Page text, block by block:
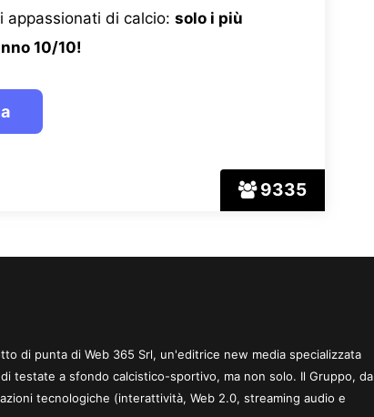
9335
di calcio: solo i più
10/10!
di punta di Web 365 Srl, un'editrice new media specializzata
testate a sfondo calcistico-sportivo, ma non solo. Il Gruppo, da
tecnologiche (interattività, Web 2.0, streaming audio e